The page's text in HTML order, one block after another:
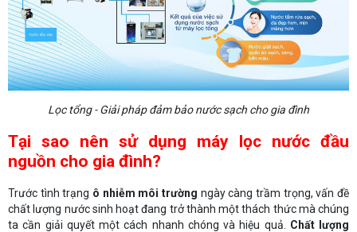
Lọc tổng - Giải pháp đảm bảo nước sạch cho gia đình
Tại sao nên sử dụng máy lọc nước đầu
nguồn cho gia đình?
Trước tình trạng ô nhiễm môi trường ngày càng trầm trọng, vấn đề
chất lượng nước sinh hoạt đang trở thành một thách thức mà chúng
ta cần giải quyết một cách nhanh chóng và hiệu quả. Chất lượng